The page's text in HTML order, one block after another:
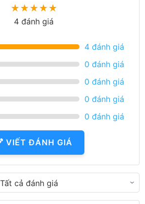
★★★★★
4 đánh giá
4 đánh giá
0 đánh giá
0 đánh giá
0 đánh giá
0 đánh giá
VIẾT ĐÁNH GIÁ